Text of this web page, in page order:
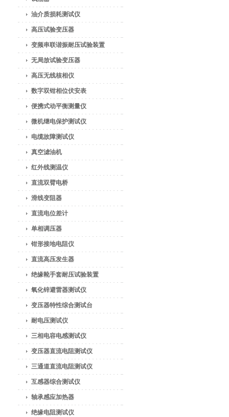
油介质损耗测试仪
高压试验变压器
变频串联谐振耐压试验装置
无局放试验变压器
高压无线核相仪
数字双钳相位伏安表
便携式动平衡测量仪
微机继电保护测试仪
电缆故障测试仪
真空滤油机
红外线测温仪
直流双臂电桥
滑线变阻器
直流电位差计
单相调压器
钳形接地电阻仪
直流高压发生器
绝缘靴手套耐压试验装置
氧化锌避雷器测试仪
变压器特性综合测试台
耐电压测试仪
三相电容电感测试仪
变压器直流电阻测试仪
三通道直流电阻测试仪
互感器综合测试仪
轴承感应加热器
绝缘电阻测试仪